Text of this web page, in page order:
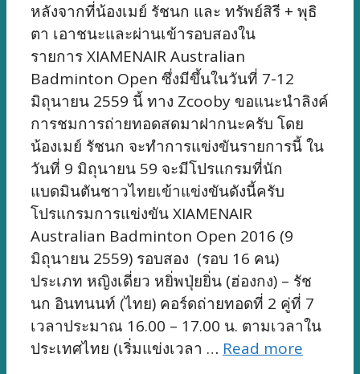
หลังจากที่น้องเมย์ รัชนก และ ทรัพย์สิรี + พุธิ
ตา เอาชนะและผ่านเข้ารอบสองใน
รายการ XIAMENAIR Australian
Badminton Open ซึ่งมีขึ้นในวันที่ 7-12
มิถุนายน 2559 นี้ ทาง Zcooby ขอแนะนำลิงค์
การชมการถ่ายทอดสดมาฝากนะครับ โดย
น้องเมย์ รัชนก จะทำการแข่งขันรายการนี้ ใน
วันที่ 9 มิถุนายน 59 จะมีโปรแกรมที่นัก
แบดมินตันชาวไทยเข้าแข่งขันดังนี้ครับ
โปรแกรมการแข่งขัน XIAMENAIR
Australian Badminton Open 2016 (9
มิถุนายน 2559) รอบสอง (รอบ 16 คน)
ประเภท หญิงเดี่ยว หยิ่พปุ่ยยิ่น (ฮ่องกง) – รัช
นก อินทนนท์ (ไทย) คอร์ดถ่ายทอดที่ 2 คู่ที่ 7
เวลาประมาณ 16.00 – 17.00 น. ตามเวลาใน
ประเทศไทย (เริ่มแข่งเวลา … Read more